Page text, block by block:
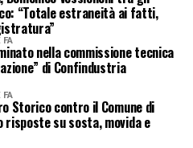
“Totale estraneità ai fatti,
FA
nella commissione tecnica
di Confindustria
FA
Storico contro il Comune di
risposte su sosta, movida e